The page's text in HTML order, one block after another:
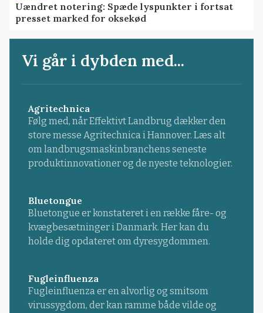
Uændret notering: Spæde lyspunkter i fortsat
presset marked for oksekød
Vi går i dybden med...
Agritechnica
Følg med, når Effektivt Landbrug dækker den
store messe Agritechnica i Hannover. Læs alt
om landbrugsmaskinbranchens seneste
produktinnovationer og de nyeste teknologier.
Bluetongue
Bluetongue er konstateret i en række fåre- og
kvægbesætninger i Danmark. Her kan du
holde dig opdateret om dyresygdommen.
Fugleinfluenza
Fugleinfluenza er en alvorlig og smitsom
virussygdom, der kan ramme både vilde og